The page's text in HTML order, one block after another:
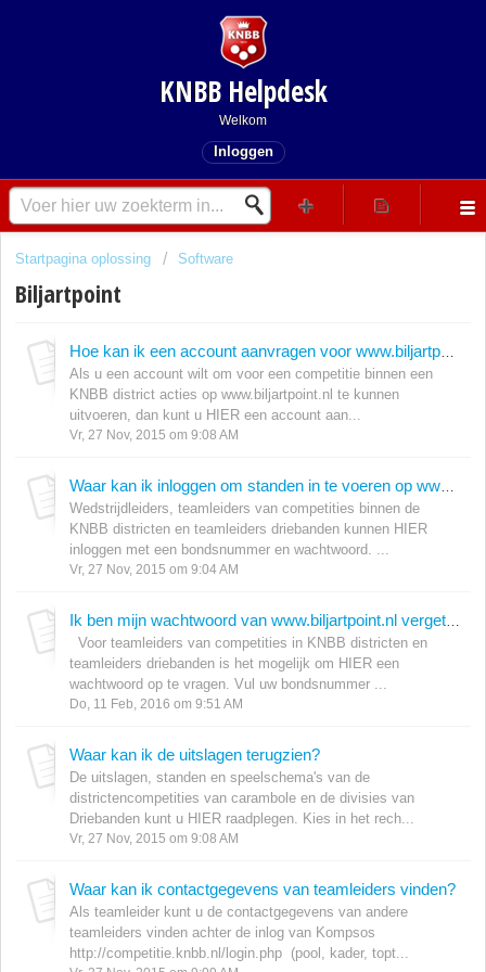
KNBB Helpdesk
Welkom
Inloggen
Startpagina oplossing Software
Biljartpoint
Als u een account wilt om voor een competitie binnen een
KNBB district acties op www.biljartpoint.nl te kunnen
uitvoeren, dan kunt u HIER een account aan...
Vr, 27 Nov, 2015 om 9:08 AM
Wedstrijdleiders, teamleiders van competities binnen de
KNBB districten en teamleiders driebanden kunnen HIER
inloggen met een bondsnummer en wachtwoord. ...
Vr, 27 Nov, 2015 om 9:04 AM
Voor teamleiders van competities in KNBB districten en
teamleiders driebanden is het mogelijk om HIER een
wachtwoord op te vragen. Vul uw bondsnummer ...
Do, 11 Feb, 2016 om 9:51 AM
Waar kan ik de uitslagen terugzien?
De uitslagen, standen en speelschema's van de
districtencompetities van carambole en de divisies van
Driebanden kunt u HIER raadplegen. Kies in het rech...
Vr, 27 Nov, 2015 om 9:08 AM
Waar kan ik contactgegevens van teamleiders vinden?
Als teamleider kunt u de contactgegevens van andere
teamleiders vinden achter de inlog van Kompsos
http://competitie.knbb.nl/login.php (pool, kader, topt...